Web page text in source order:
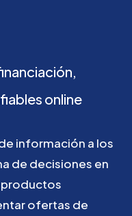
online
información a los
de decisiones en
productos
ofertas de